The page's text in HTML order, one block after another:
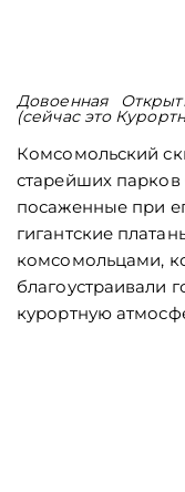
Довоенная
(сейчас это
Комсомольский
старейших парков
посаженные при
гигантские
комсомольцами,
благоустраивали
курортную